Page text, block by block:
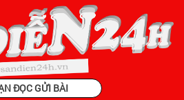
ĐỌC GỬI BÀI